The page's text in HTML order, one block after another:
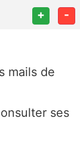
+ -
mails de
ses